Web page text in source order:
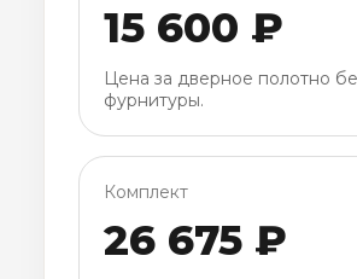
15 600 ₽
Цена за дверное полотно
фурнитуры.
Комплект
26 675 ₽